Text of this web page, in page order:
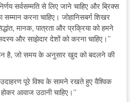
सर्वसम्मति से लिए जाने चाहिए और ब्रिक्स
करना चाहिए। जोहानिसबर्ग शिखर
मानक, पात्रता और प्रक्रिया को हमने
और साझेदार देशों को करना चाहिए।’’
है, जो समय के अनुसार खुद को बदलने की
पूरे विश्व के सामने रखते हुए वैश्विक
आवाज उठानी चाहिए।’’